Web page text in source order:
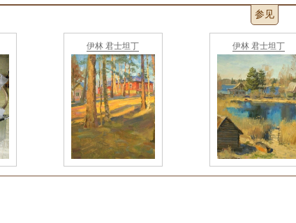
参见
伊林 君士坦丁 伊林 君士坦丁